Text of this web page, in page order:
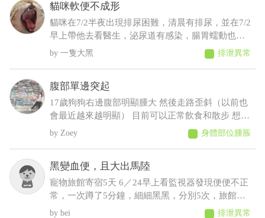
都是罐頭加水或羊奶稀釋給牠才會喝 這樣子可能是
什麼疾病呀 建議要做什麼檢查呢
貓咪軟便不成形
貓咪在7/2半夜出現排尿困難，清晨有排尿，並在7/2
早上帶他去看醫生，泌尿道有感染，腸胃蠕動也變
慢，目前在吃消炎藥和胃藥，昨日貓咪排便時軟便
但有成型，而今日排便軟便並未成型，貓咪在前陣
成型的
一隻大黑 排泄異常
腹部單邊突起
17歲狗狗右邊腹部明顯腫大 然後走路歪斜（以前也
會最近越來越明顯） 目前可以正常飲食和散步 想請
問可能會是什麼狀況，謝謝
Zoey 身體部位腫脹
黑變血便，且大出馬陸
寵物旅館寄宿5天 6／24早上看監視器發現便便不正
常，一次蹲了5分鐘，細細黑黑，分別5次，旅館通
報早上吐 中午接回，回來不進食，只喝水，且晚間
bei 排泄異常